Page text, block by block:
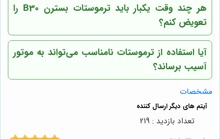
هر چند وقت یکبار باید ترموستات بسترن B30 را
تعویض کنم؟
آیا استفاده از ترموستات نامناسب می‌تواند به موتور
آسیب برساند؟
مشخصات
تعداد بازدید : 219